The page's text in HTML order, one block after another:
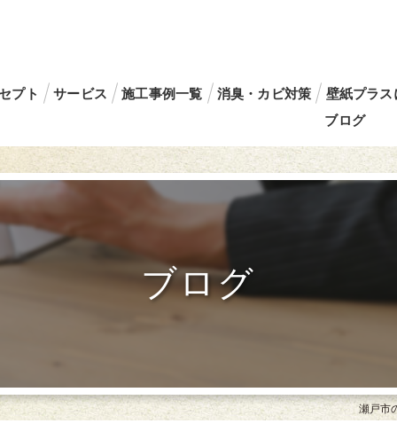
プト サービス 施工事例一覧 消臭・カビ対策
壁紙プラ
ブログ
ブログ
瀬戸市